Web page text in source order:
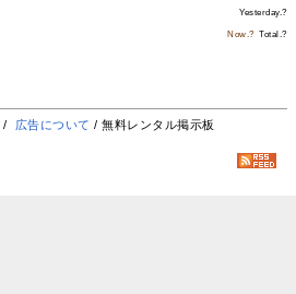
Yesterday.?
Now.? Total.?
/ 広告について / 無料レンタル掲示板